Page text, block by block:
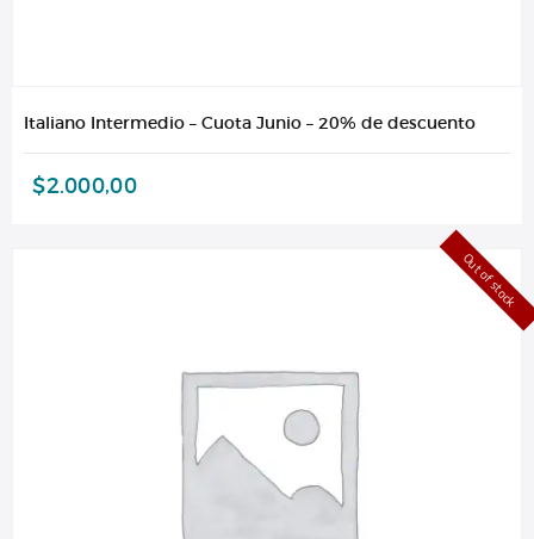
Italiano Intermedio – Cuota Junio – 20% de descuento
$2.000,00
Out of stock